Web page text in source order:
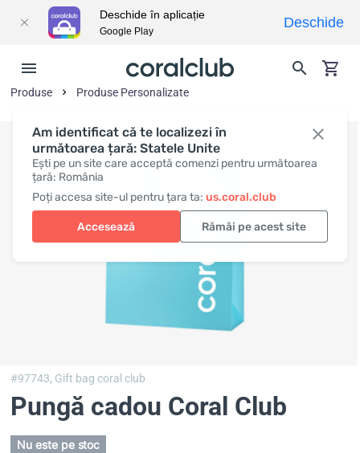
Am identificat că te localizezi în
următoarea țară: Statele Unite
Ești pe un site care acceptă comenzi pentru următoarea
țară: România
Poți accesa site-ul pentru țara ta: us.coral.club
Accesează Rămâi pe acest site
Produse Produse Personalizate
#97743, Gift bag coral club
Pungă cadou Coral Club
Nu este pe stoc
Deschide în aplicație
Google Play
Deschide